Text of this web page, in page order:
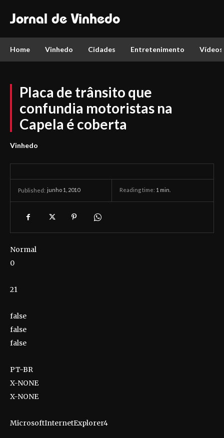
Jornal de Vinhedo
Home Vinhedo Cidades Entretenimento Vídeos
Placa de trânsito que
confundia motoristas na
Capela é coberta
Vinhedo
Published: junho 1, 2010 Reading time: 1 min.
Normal
0
21
false
false
false
PT-BR
X-NONE
X-NONE
MicrosoftInternetExplorer4